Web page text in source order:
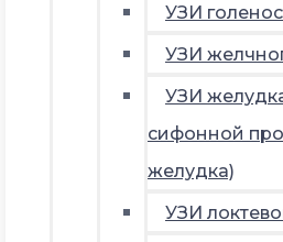
УЗИ
УЗИ
УЗИ
сифонной
желудка)
УЗИ